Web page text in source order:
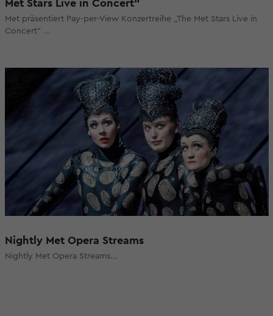
Met Stars Live in Concert“
Met präsentiert Pay-per-View Konzertreihe „The Met Stars Live in
Concert“ ...
Nightly Met Opera Streams
Nightly Met Opera Streams...